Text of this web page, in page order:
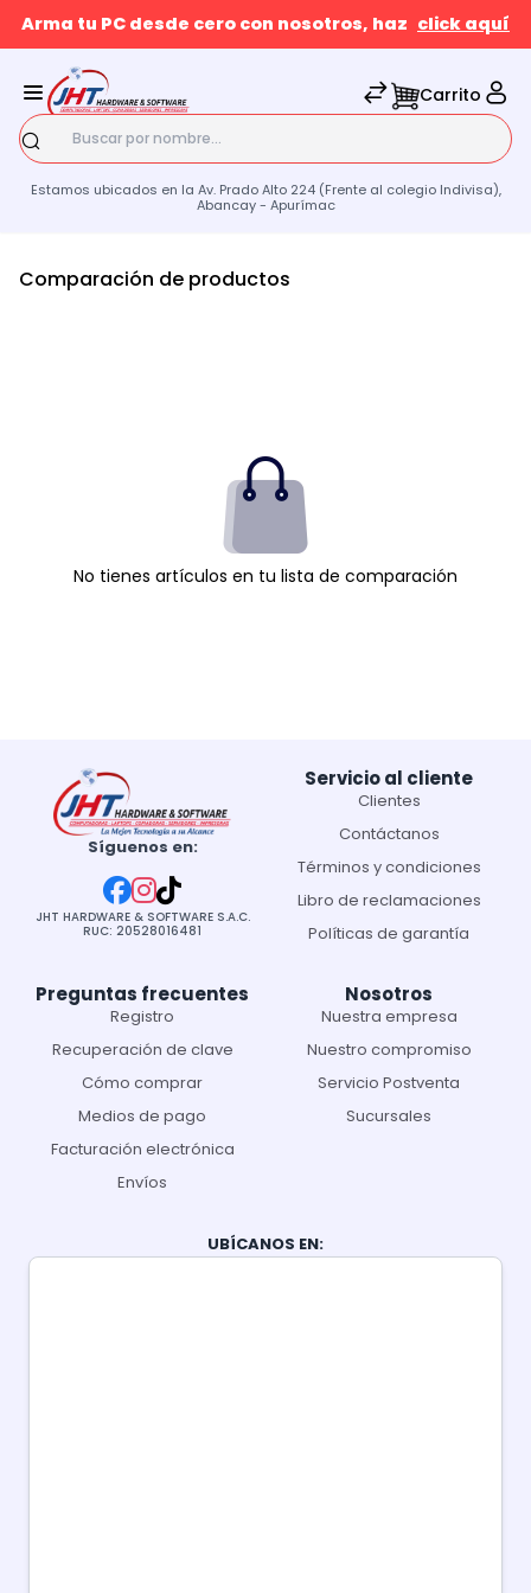
Arma tu PC desde cero con nosotros, haz click aquí
Carrito
Buscar
Estamos ubicados en la Av. Prado Alto 224 (Frente al colegio Indivisa),
Abancay - Apurímac
Comparación de productos
No tienes artículos en tu lista de comparación
Síguenos en:
JHT HARDWARE & SOFTWARE S.A.C.
RUC: 20528016481
Servicio al cliente
Clientes
Contáctanos
Términos y condiciones
Libro de reclamaciones
Políticas de garantía
Preguntas frecuentes
Registro
Recuperación de clave
Cómo comprar
Medios de pago
Facturación electrónica
Envíos
Nosotros
Nuestra empresa
Nuestro compromiso
Servicio Postventa
Sucursales
UBÍCANOS EN: